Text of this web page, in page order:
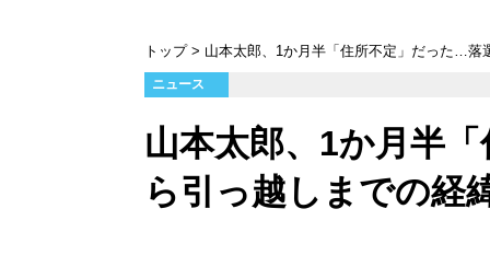
トップ 山本太郎、1か月半「住所不定」だった…落
ニュース
山本太郎、1か月半
ら引っ越しまでの経